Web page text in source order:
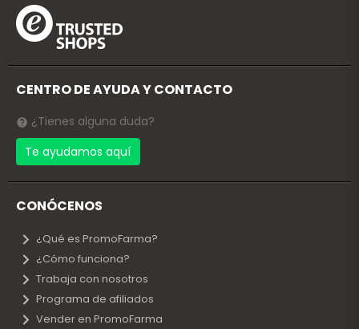
CENTRO DE AYUDA Y CONTACTO
¿Tienes alguna duda?
Te ayudamos aquí
CONÓCENOS
¿Qué es PromoFarma?
¿Cómo funciona?
Trabaja con nosotros
Programa de afiliados
Vender en PromoFarma